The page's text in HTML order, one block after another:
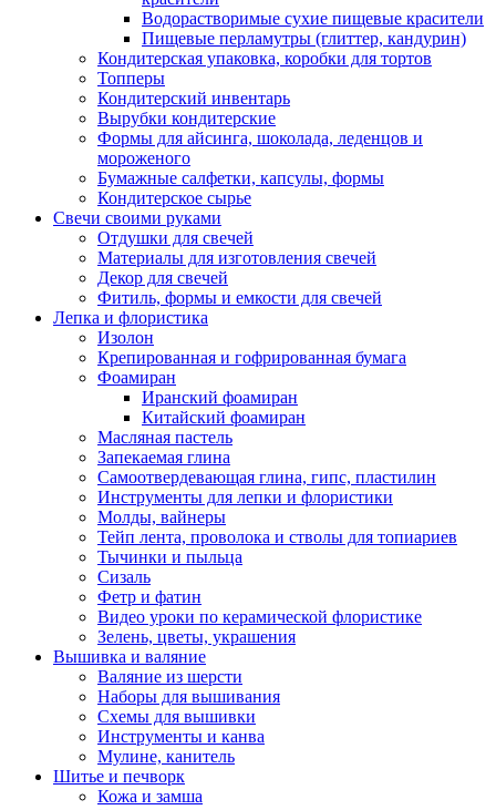
Водорастворимые сухие пищевые красители
Пищевые перламутры (глиттер, кандурин)
Кондитерская упаковка, коробки для тортов
Топперы
Кондитерский инвентарь
Вырубки кондитерские
Формы для айсинга, шоколада, леденцов и
мороженого
Бумажные салфетки, капсулы, формы
Кондитерское сырье
Свечи своими руками
Отдушки для свечей
Материалы для изготовления свечей
Декор для свечей
Фитиль, формы и емкости для свечей
Лепка и флористика
Изолон
Крепированная и гофрированная бумага
Фоамиран
Иранский фоамиран
Китайский фоамиран
Масляная пастель
Запекаемая глина
Самоотвердевающая глина, гипс, пластилин
Инструменты для лепки и флористики
Молды, вайнеры
Тейп лента, проволока и стволы для топиариев
Тычинки и пыльца
Сизаль
Фетр и фатин
Видео уроки по керамической флористике
Зелень, цветы, украшения
Вышивка и валяние
Валяние из шерсти
Наборы для вышивания
Схемы для вышивки
Инструменты и канва
Мулине, канитель
Шитье и печворк
Кожа и замша